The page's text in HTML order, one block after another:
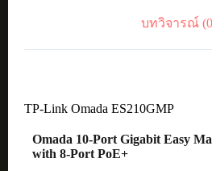
บทวิจารณ์
TP-Link Omada ES210GMP
Omada 10-Port Gigabit Easy
with 8-Port PoE+